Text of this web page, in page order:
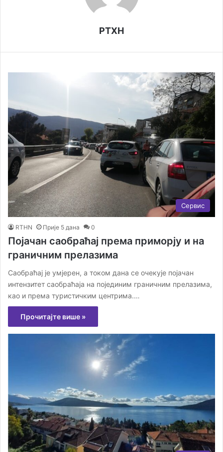
РТХН
Сервис
RTHN Прије 5 дана 0
Појачан саобраћај према приморју и на
граничним прелазима
Саобраћај је умјерен, а током дана се очекује појачан
интензитет саобраћаја на појединим граничним прелазима,
као и према туристичким центрима.…
Прочитајте више »